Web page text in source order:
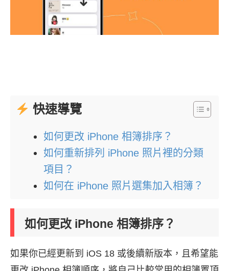
快速導覽
如何更改 iPhone 相簿排序？
如何重新排列 iPhone 照片裡的分類
項目？
如何在 iPhone 照片選集加入相簿？
如何更改 iPhone 相簿排序？
如果你已經更新到 iOS 18 或後續新版本，且希望能